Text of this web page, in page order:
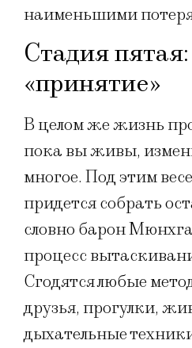
наименьшими
Стадия пятая:
«принятие»
В целом же жизнь
пока вы живы,
многое. Под этим
придется собрать
словно барон
процесс
Сгодятся любые
друзья, прогулки,
дыхательные